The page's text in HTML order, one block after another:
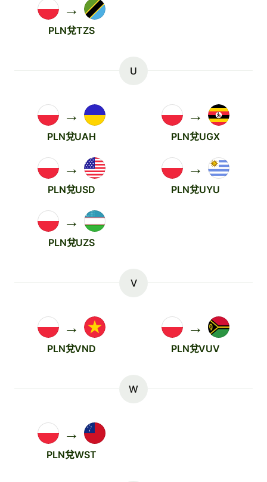
→
PLN兌TZS
U
→
PLN兌UAH
→
PLN兌UGX
→
PLN兌USD
→
PLN兌UYU
→
PLN兌UZS
V
→
PLN兌VND
→
PLN兌VUV
W
→
PLN兌WST